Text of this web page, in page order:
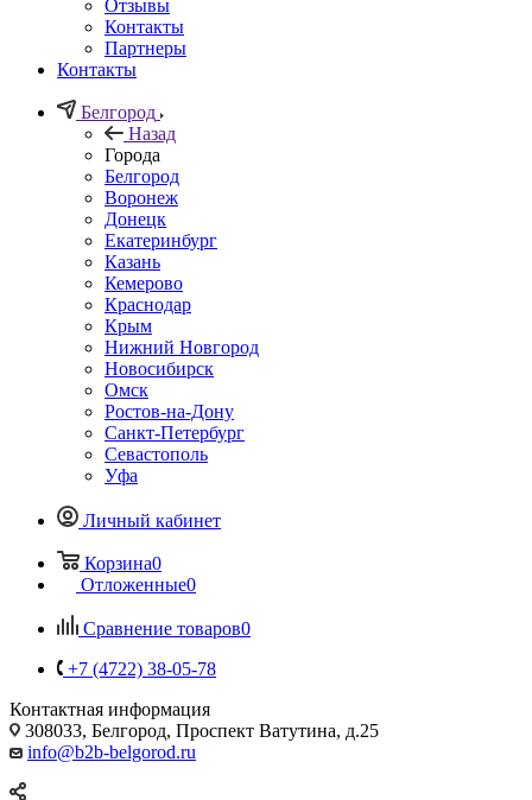
Отзывы
Контакты
Партнеры
Контакты
Белгород
Назад
Города
Белгород
Воронеж
Донецк
Екатеринбург
Казань
Кемерово
Краснодар
Крым
Нижний Новгород
Новосибирск
Омск
Ростов-на-Дону
Санкт-Петербург
Севастополь
Уфа
Личный кабинет
Корзина0
Отложенные0
Сравнение товаров0
+7 (4722) 38-05-78
Контактная информация
308033, Белгород, Проспект Ватутина, д.25
info@b2b-belgorod.ru